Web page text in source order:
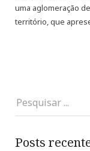
uma aglomeração
território, que
Posts